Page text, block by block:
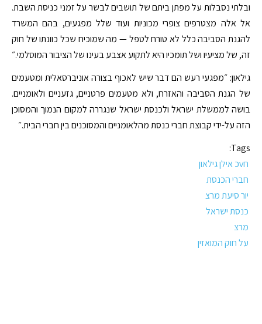
ובלתי נסבלות על מפתן ביתם של תושבים לבשר על זמני כניסת השבת.
אל אלה מצטרפים צופרי מכוניות ועוד שלל מפגעים, בהם המשרד
להגנת הסביבה כלל לא טורח לטפל — מה שמוכיח שכל כוונתו של חוק
זה, של מציעיו ושל תומכיו היא לתקוע אצבע בעינו של הציבור המוסלמי.״
גילאון: ״מפגעי רעש הם דבר שיש לאכוף בצורה אוניברסאלית ומטעמים
של הגנת הסביבה והאזרח, ולא מטעמים פרטניים, גזעניים ולאומניים.
בושה לממשלת ישראל ולכנסת ישראל שנגררה למקום הנמוך והמסוכן
הזה על-ידי קבוצת חברי כנסת מהלאומניים והמסוכנים בין חברי הבית.״
Tags:
חvכ אילן גילאון
חברי הכנסת
יור סיעת מרצ
כנסת ישראל
מרצ
על חוק המואזין